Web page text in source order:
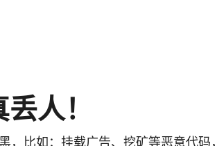
人！
，比如：挂载广告、挖矿等恶意代